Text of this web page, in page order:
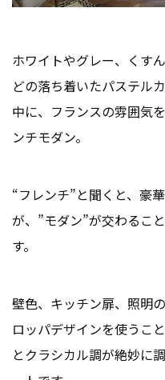
ホワイトやグレー、くす
どの落ち着いたパステル
中に、フランスの雰囲気
ンチモダン。
“フレンチ”と聞くと、豪
が、”モダン”が交わるこ
す。
壁色、キッチン扉、照明
ロッパデザインを使うこ
とクラシカル調が絶妙に